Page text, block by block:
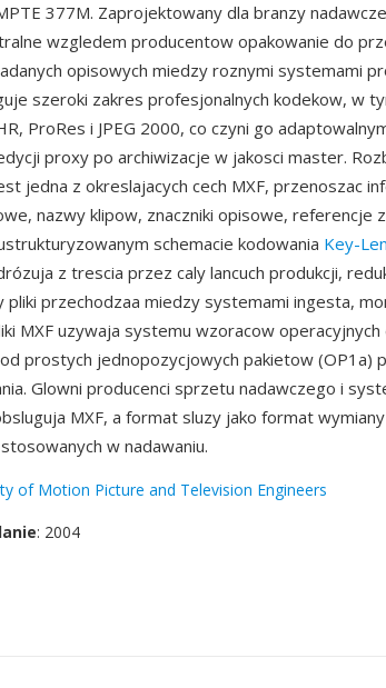
377M. Zaprojektowany dla branzy
wzgledem producentow opakowanie do
opisowych miedzy roznymi systemami
szeroki zakres profesjonalnych kodekow, w
ProRes i JPEG 2000, co czyni go
proxy po archiwizacje w jakosci master.
jedna z okreslajacych cech MXF, przenoszac
nazwy klipow, znaczniki opisowe, referencje
schemacie kodowania Key-
z trescia przez caly lancuch produkcji,
pliki przechodzaa miedzy systemami ingesta,
MXF uzywaja systemu wzoracow
prostych jednopozycjowych pakietow (OP1a)
Glowni producenci sprzetu nadawczego i
MXF, a format sluzy jako format
w nadawaniu.
of Motion Picture and Television Engineers
: 2004